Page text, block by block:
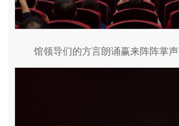
馆领导们的方言朗诵赢来阵阵掌声